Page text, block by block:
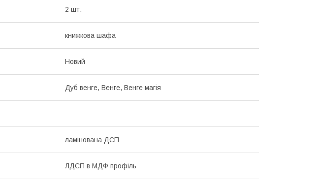
2 шт.
книжкова шафа
Новий
Дуб венге, Венге, Венге магія
ламінована ДСП
ЛДСП в МДФ профіль